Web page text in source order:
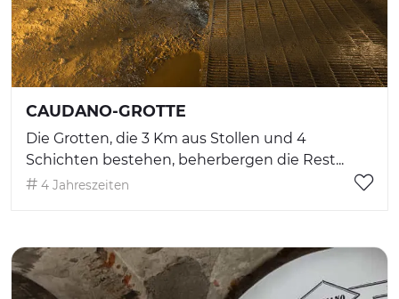
CAUDANO-GROTTE
Die Grotten, die 3 Km aus Stollen und 4
Schichten bestehen, beherbergen die Rest...
4 Jahreszeiten